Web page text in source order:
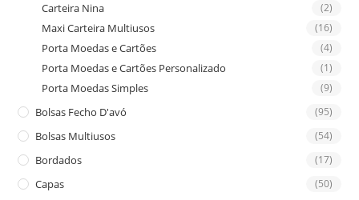
Carteira Nina (2)
Maxi Carteira Multiusos (16)
Porta Moedas e Cartões (4)
Porta Moedas e Cartões Personalizado (1)
Porta Moedas Simples (9)
Bolsas Fecho D'avó (95)
Bolsas Multiusos (54)
Bordados (17)
Capas (50)